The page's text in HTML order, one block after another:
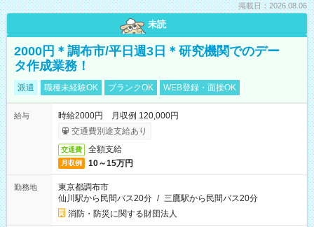
掲載日：2026.08.06
未読
2000円＊調布市/平日週3日＊研究機関でのデー
タ作成業務！
派遣 職種未経験OK ブランクOK WEB登録・面接OK
給与
時給2000円 月収例 120,000円
交通費別途支給あり
交通費 全額支給
月収例 10～15万円
勤務地
東京都調布市
仙川駅から民間バス20分 / 三鷹駅から民間バス20分
消防・防災に関する財団法人